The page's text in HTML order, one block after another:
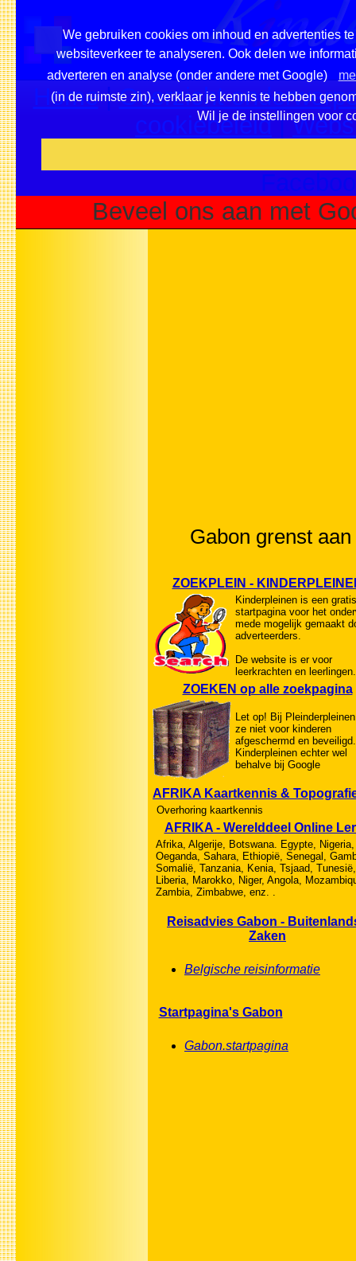
We gebruiken cookies om inhoud en advertenties
websiteverkeer te analyseren. Ook delen we
adverteren en analyse (onder andere met Google)
(in de ruimste zin), verklaar je kennis te hebben
Wil je de instellingen voor
Home|Overzicht
cookiebeleid|
Beveel ons aan met
Gabon grenst
ZOEKPLEIN -
Kinderpleinen is een gratis
startpagina voor het
mede mogelijk gemaakt
adverteerders.
De website is er voor
leerkrachten en leerlingen.
ZOEKEN op alle zoekpagina
Let op! Bij
ze niet voor kinderen
afgeschermd en
Kinderpleinen echter wel
behalve bij Google
AFRIKA Kaartkennis &
Overhoring kaartkennis
AFRIKA - Werelddeel Online
Afrika, Algerije, Botswana. Egypte, Nigeria,
Oeganda, Sahara, Ethiopië, Senegal,
Somalië, Tanzania, Kenia, Tsjaad, Tunesië,
Liberia, Marokko, Niger, Angola,
Zambia, Zimbabwe, enz. .
Reisadvies Gabon -
Zaken
Belgische reisinformatie
Startpagina's Gabon
Gabon.startpagina